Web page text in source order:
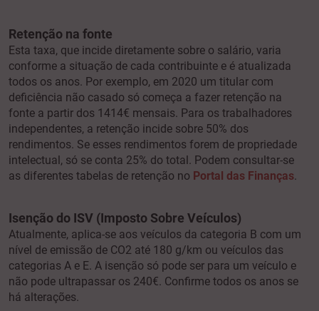
Retenção na fonte
Esta taxa, que incide diretamente sobre o salário, varia
conforme a situação de cada contribuinte e é atualizada
todos os anos. Por exemplo, em 2020 um titular com
deficiência não casado só começa a fazer retenção na
fonte a partir dos 1414€ mensais. Para os trabalhadores
independentes, a retenção incide sobre 50% dos
rendimentos. Se esses rendimentos forem de propriedade
intelectual, só se conta 25% do total. Podem consultar-se
as diferentes tabelas de retenção no Portal das Finanças.
Isenção do ISV (Imposto Sobre Veículos)
Atualmente, aplica-se aos veículos da categoria B com um
nível de emissão de CO2 até 180 g/km ou veículos das
categorias A e E. A isenção só pode ser para um veículo e
não pode ultrapassar os 240€. Confirme todos os anos se
há alterações.